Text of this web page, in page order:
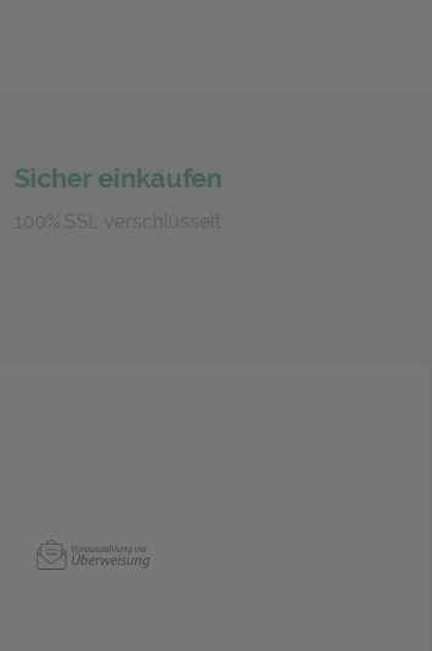
Sicher einkaufen
100% SSL verschlüsselt